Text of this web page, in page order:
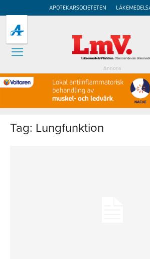
APOTEKARSOCIETETEN
Annons
Tag: Lungfunktion